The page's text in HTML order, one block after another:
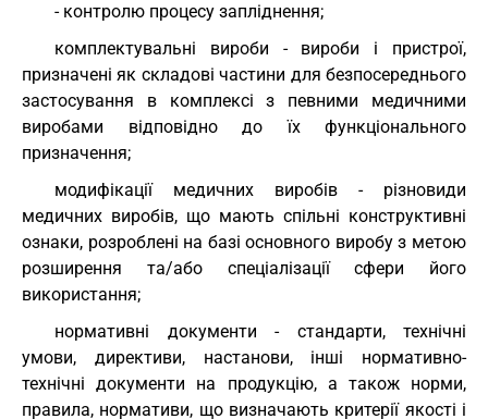
- контролю процесу запліднення;
комплектувальні вироби - вироби і пристрої,
призначені як складові частини для безпосереднього
застосування в комплексі з певними медичними
виробами відповідно до їх функціонального
призначення;
модифікації медичних виробів - різновиди
медичних виробів, що мають спільні конструктивні
ознаки, розроблені на базі основного виробу з метою
розширення та/або спеціалізації сфери його
використання;
нормативні документи - стандарти, технічні
умови, директиви, настанови, інші нормативно-
технічні документи на продукцію, а також норми,
правила, нормативи, що визначають критерії якості і